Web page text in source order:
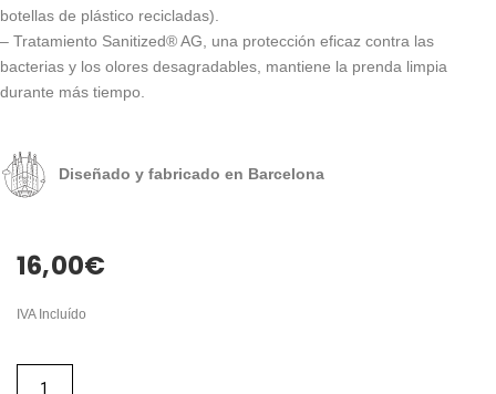
botellas de plástico recicladas).
– Tratamiento Sanitized® AG, una protección eficaz contra las
bacterias y los olores desagradables, mantiene la prenda limpia
durante más tiempo.
Diseñado y fabricado en Barcelona
16,00€
IVA Incluído